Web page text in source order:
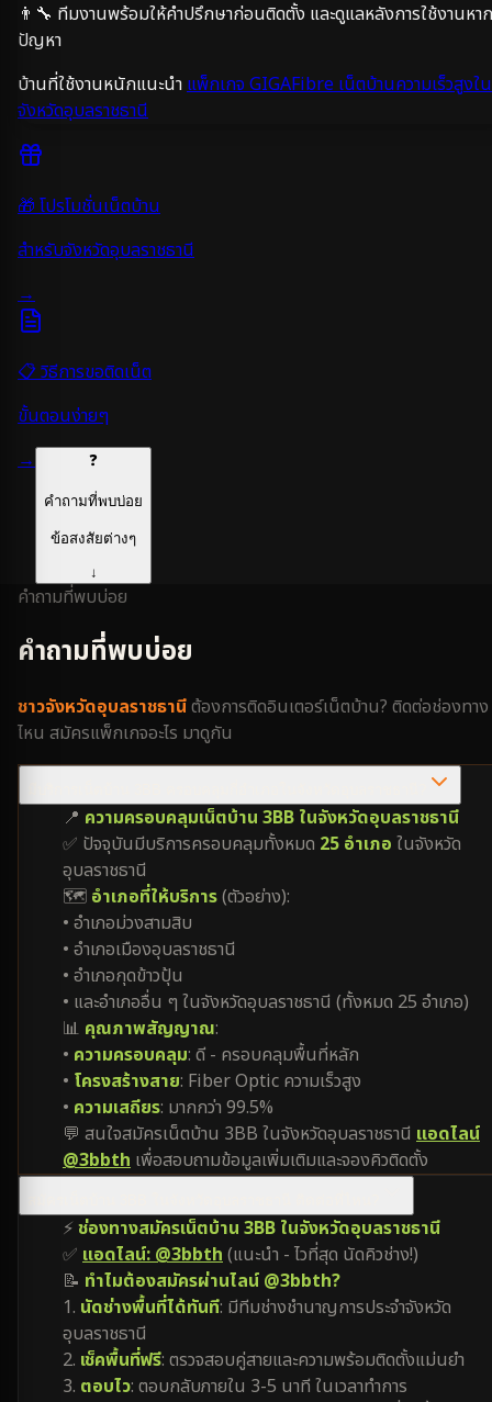
👨‍🔧 ทีมงานพร้อมให้คำปรึกษาก่อนติดตั้ง และดูแลหลังการใช้งานหา
ปัญหา
บ้านที่ใช้งานหนักแนะนำแพ็กเกจ GIGAFibre เน็ตบ้านความเร็วสูงใน
จังหวัดอุบลราชธานี
🎁 โปรโมชั่นเน็ตบ้าน
สำหรับจังหวัดอุบลราชธานี
→
📋 วิธีการขอติดเน็ต
ขั้นตอนง่ายๆ
→
❓
คำถามที่พบบ่อย
ข้อสงสัยต่างๆ
↓
คำถามที่พบบ่อย
คำถามที่พบบ่อย
ชาวจังหวัดอุบลราชธานีต้องการติดอินเตอร์เน็ตบ้าน? ติดต่อช่องทาง
ไหน สมัครแพ็กเกจอะไร มาดูกัน
📍 ความครอบคลุมเน็ตบ้าน 3BB ในจังหวัดอุบลราชธานี
✅ ปัจจุบันมีบริการครอบคลุมทั้งหมด 25 อำเภอ ในจังหวัด
อุบลราชธานี
🗺️ อำเภอที่ให้บริการ(ตัวอย่าง):
• อำเภอม่วงสามสิบ
• อำเภอเมืองอุบลราชธานี
• อำเภอกุดข้าวปุ้น
• และอำเภออื่น ๆ ในจังหวัดอุบลราชธานี (ทั้งหมด 25 อำเภอ)
📊 คุณภาพสัญญาณ:
• ความครอบคลุม: ดี - ครอบคลุมพื้นที่หลัก
• โครงสร้างสาย: Fiber Optic ความเร็วสูง
• ความเสถียร: มากกว่า 99.5%
💬 สนใจสมัครเน็ตบ้าน 3BB ในจังหวัดอุบลราชธานี แอดไลน์
@3bbth เพื่อสอบถามข้อมูลเพิ่มเติมและจองคิวติดตั้ง
⚡ ช่องทางสมัครเน็ตบ้าน 3BB ในจังหวัดอุบลราชธานี
✅ แอดไลน์: @3bbth(แนะนำ - ไวที่สุด นัดคิวช่าง!)
📝 ทำไมต้องสมัครผ่านไลน์ @3bbth?
1. นัดช่างพื้นที่ได้ทันที: มีทีมช่างชำนาญการประจำจังหวัด
อุบลราชธานี
2. เช็คพื้นที่ฟรี: ตรวจสอบคู่สายและความพร้อมติดตั้งแม่นยำ
3. ตอบไว: ตอบกลับภายใน 3-5 นาที ในเวลาทำการ